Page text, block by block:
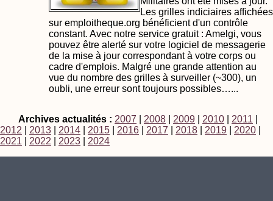
Les grilles indiciaires affichées
sur emploitheque.org bénéficient d'un contrôle
constant. Avec notre service gratuit : Amelgi, vous
pouvez être alerté sur votre logiciel de messagerie
de la mise à jour correspondant à votre corps ou
cadre d'emplois. Malgré une grande attention au
vue du nombre des grilles à surveiller (~300), un
oubli, une erreur sont toujours possibles…...
Archives actualités : 2007 2008 2009 2010 2011
2012
2013 2014 2015 2016 2017 2018 2019 2020
2021
2022 2023 2024